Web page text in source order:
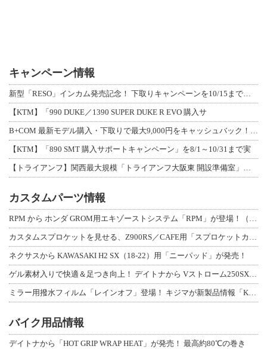
キャンペーン情報
新型「RESO」インカム発売記念！ 下取りキャンペーンを10/15まで延長して開
【KTM】「990 DUKE／1390 SUPER DUKE R EVO 購入サ
B+COM 最新モデル購入・下取りで最大9,000円をキャッシュバック！「B+F
【KTM】「890 SMT 購入サポートキャンペーン」を8/1～10/31まで実
【トライアンフ】関西最大規模「トライアンフ大阪東 開設準備室」がオープン！ 限定
カスタムパーツ情報
RPM から ホンダ GROM用エキゾーストシステム「RPM」が登場！（動画あり
カスタムスプロケットを見せる、Z900RS／CAFE用「スプロケットカバーフルキ
ネクサスから KAWASAKI H2 SX（18-22）用「ニーパッド」が発売！
ゲル素材入りで快適＆足つき向上！ デイトナから Vストローム250SX用「快適ロ
ミラー用撥水フィルム「レインオフ」登場！ キジマが新製品情報「KIJIMA NE
バイク用品情報
デイトナから「HOT GRIP WRAP HEAT」が発売！ 最高約80℃の巻き